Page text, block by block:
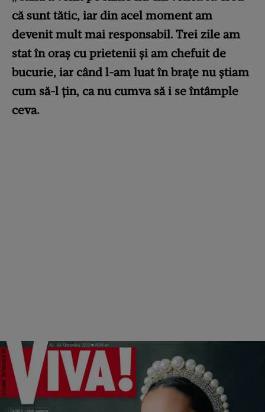
că sunt tătic, iar din acel moment am
devenit mult mai responsabil. Trei zile am
stat în oraş cu prietenii şi am chefuit de
bucurie, iar când l-am luat în braţe nu ştiam
cum să-l ţin, ca nu cumva să i se întâmple
ceva.